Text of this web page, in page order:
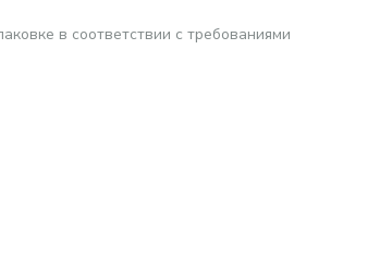
в соответствии с требованиями